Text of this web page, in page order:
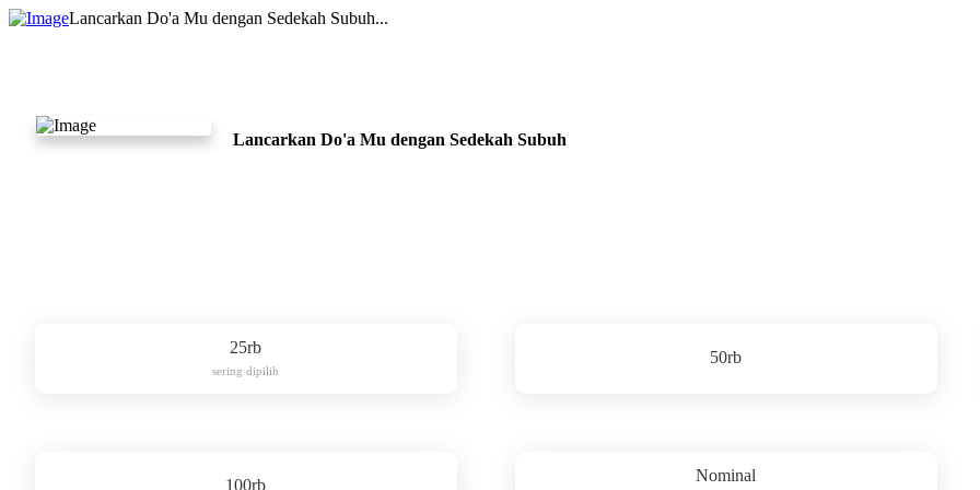
Lancarkan Do'a Mu dengan Sedekah Subuh...
Lancarkan Do'a Mu dengan Sedekah Subuh
25rb
sering dipilih
50rb
100rb
Nominal